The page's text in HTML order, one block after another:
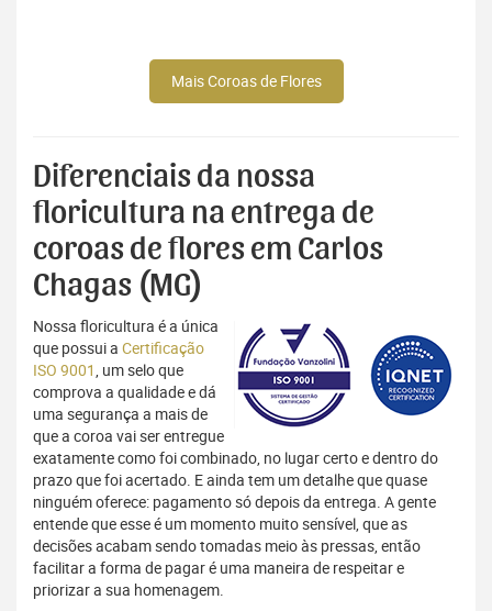
Mais Coroas de Flores
Diferenciais da nossa
floricultura na entrega de
coroas de flores em Carlos
Chagas (MG)
Nossa floricultura é a única
que possui a Certificação
ISO 9001, um selo que
comprova a qualidade e dá
uma segurança a mais de
que a coroa vai ser entregue
exatamente como foi combinado, no lugar certo e dentro do
prazo que foi acertado. E ainda tem um detalhe que quase
ninguém oferece: pagamento só depois da entrega. A gente
entende que esse é um momento muito sensível, que as
decisões acabam sendo tomadas meio às pressas, então
facilitar a forma de pagar é uma maneira de respeitar e
priorizar a sua homenagem.